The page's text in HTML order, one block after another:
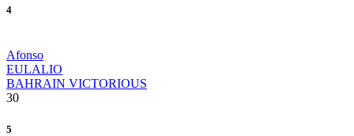
4
Afonso
EULALIO
BAHRAIN VICTORIOUS
30
5